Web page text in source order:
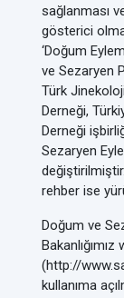
sağlanması
gösterici
‘Doğum
ve Sezaryen
Türk
Derneği,
Derneği
Sezaryen
rehber ise
Doğum ve
(http://
kullanıma